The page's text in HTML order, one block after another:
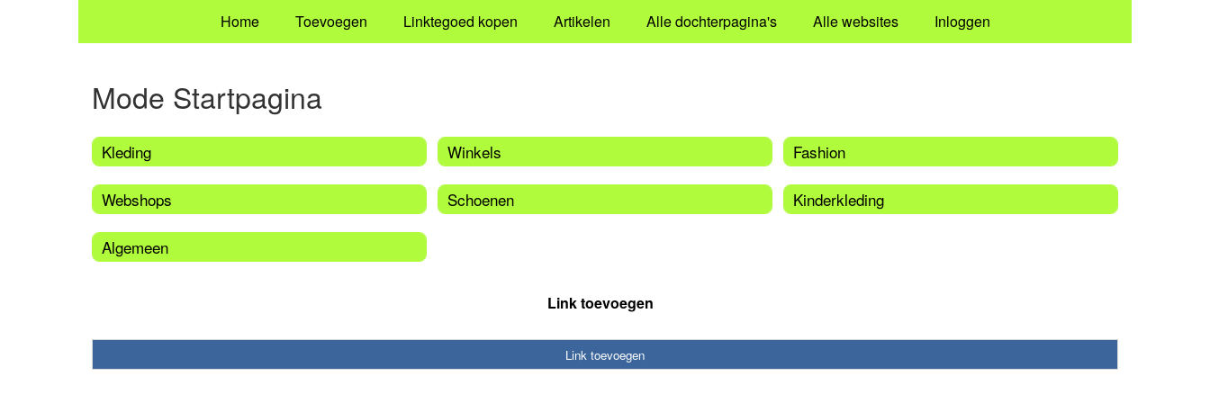
Home Toevoegen Linktegoed kopen Artikelen Alle dochterpagina's Alle websites Inloggen
Mode Startpagina
Kleding
Webshops
Algemeen
Winkels
Schoenen
Fashion
Kinderkleding
Link toevoegen
Link toevoegen